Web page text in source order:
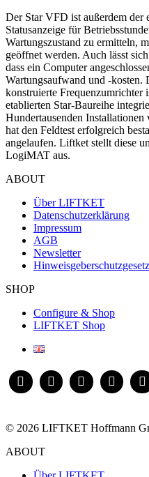
Der Star VFD ist außerdem der
Statusanzeige für
Wartungszustand zu ermitteln,
geöffnet werden. Auch lässt
dass ein Computer
Wartungsaufwand und -kosten.
konstruierte Frequenzumrichter
etablierten Star-Baureihe
Hundertausenden
hat den Feldtest erfolgreich
angelaufen. Liftket stellt diese
LogiMAT aus.
ABOUT
Über LIFTKET
Datenschutzerklärung
Impressum
AGB
Newsletter
Hinweisgeberschutzgesetz
SHOP
Configure & Shop
LIFTKET Shop
© 2026 LIFTKET Hoffmann
ABOUT